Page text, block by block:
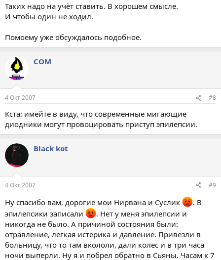
Таких надо на учёт ставить. В хорошем смысле.
И чтобы один не ходил.
Помоему уже обсуждалось подобное.
COM
4 Окт 2007 #8
Кста: имейте в виду, что современные мигающие
диодники могут провоцировать приступ эпилепсии.
Black kot
4 Окт 2007 #9
Ну спасибо вам, дорогие мои Нирвана и Суслик
. В
эпилепсики записали
. Нет у меня эпилепсии и
никогда не было. А причиной состояния были:
отравление, легкая истерика и давление. Привезли в
больницу, что то там вкололи, дали колес и в три часа
ночи выперли. Ну я и побрел обратно в Сьяны. Часам к 7